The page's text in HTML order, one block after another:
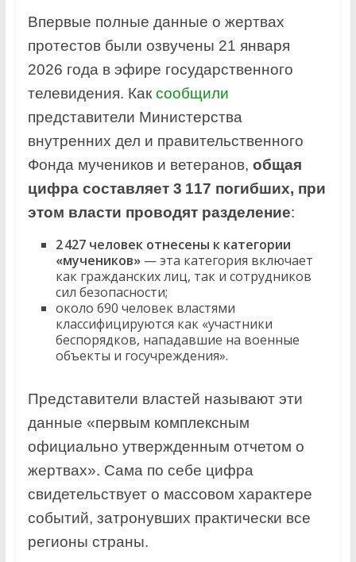
Впервые полные данные о жертвах
протестов были озвучены 21 января
2026 года в эфире государственного
телевидения. Как сообщили
представители Министерства
внутренних дел и правительственного
Фонда мучеников и ветеранов, общая
цифра составляет 3 117 погибших, при
этом власти проводят разделение:
2 427 человек отнесены к категории
«мучеников»— эта категория включает
как гражданских лиц, так и сотрудников
сил безопасности;
около 690 человек властями
классифицируются как «участники
беспорядков, нападавшие на военные
объекты и госучреждения».
Представители властей называют эти
данные «первым комплексным
официально утвержденным отчетом о
жертвах». Сама по себе цифра
свидетельствует о массовом характере
событий, затронувших практически все
регионы страны.